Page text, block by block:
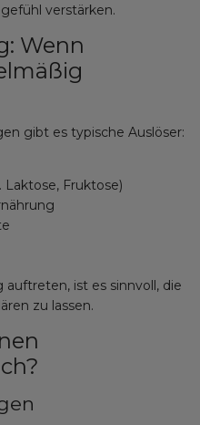
verstärken.
Wenn
gibt es typische Auslöser:
Laktose, Fruktose)
ist es sinnvoll, die
zu lassen.